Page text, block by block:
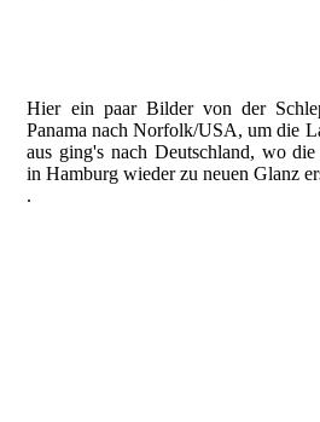
Hier ein paar Bilder von der
Panama nach Norfolk/USA, um die
aus ging's nach Deutschland, wo
in Hamburg wieder zu neuen Glanz
.